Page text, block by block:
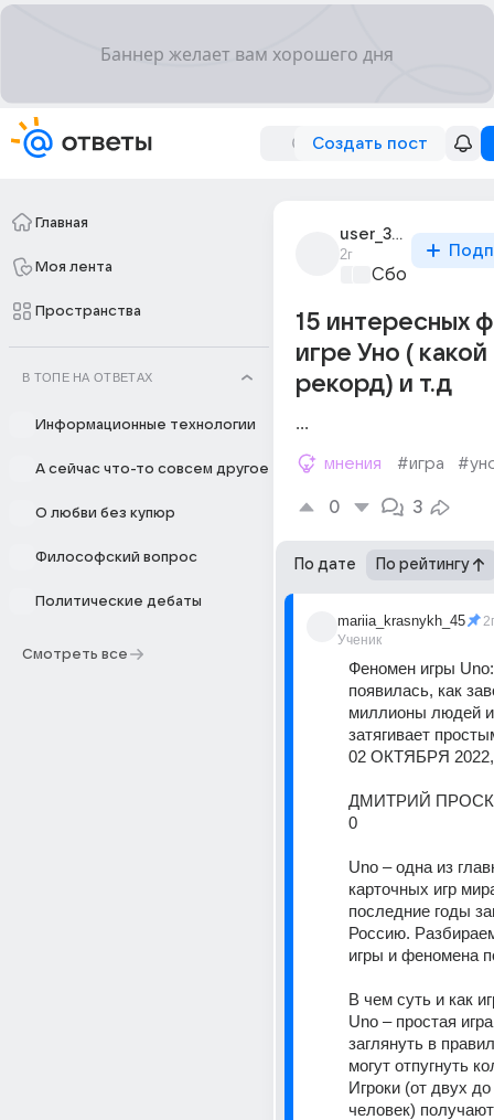
Создать пост
Главная
Моя лента
Пространства
В ТОПЕ НА ОТВЕТАХ
Информационные технологии
А сейчас что-то совсем другое
О любви без купюр
Философский вопрос
Политические дебаты
Смотреть все
user_309478148
2г
Сборная
15 интересных
игре Уно (
рекорд) и т.д
...
мнения #игра
0 3
По дате По рейтингу
mariia_krasnykh_45
Ученик
2г
Феномен игры
появилась, как
миллионы людей и
затягивает
02 ОКТЯБРЯ
ДМИТРИЙ
0
Uno – одна из
карточных игр
последние годы
Россию.
игры и феномена
В чем суть и как
Uno – простая
заглянуть в
могут отпугнуть
Игроки (от двух
человек)